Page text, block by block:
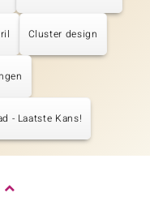
Cluster design
- Laatste Kans!